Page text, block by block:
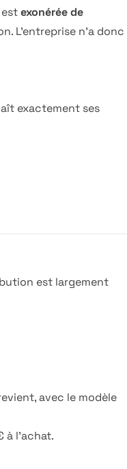
exonérée de
L'entreprise n'a donc
exactement ses
est largement
avec le modèle
à l'achat.